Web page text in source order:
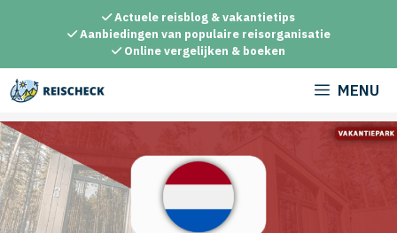
inhoud
Actuele reisblog & vakantietips
Aanbiedingen van populaire reisorganisatie
Online vergelijken & boeken
MENU